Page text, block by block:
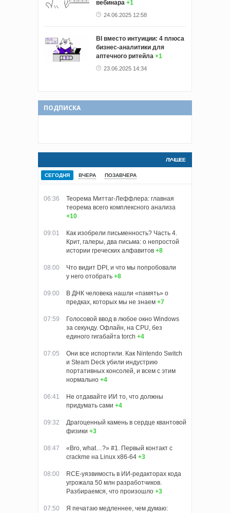
вебинара +1
24.06.2025 12:58
BI вместо интуиции: 4 плюса
бизнес-аналитики для
аптечного ритейла +1
23.06.2025 14:34
ПОДПИСКА
ЛУЧШЕЕ
СЕГОДНЯ ВЧЕРА ПОЗАВЧЕРА
06:36
Теорема Миттаг-Леффлера: главная
теорема всего комплексного анализа
+10
09:01
Как изобрели письменность? Часть 4.
Крит, галеры, два письма: о непростой
истории греческих алфавитов +8
08:00
Что видит DPI, и что мы попробовали
у него отобрать +8
09:00
В ДНК человека нашли «память» о
предках, которых мы не знаем +7
07:59
Голосовой ввод в любое окно Windows
за секунду. Офлайн, на CPU, без
единого гигабайта torch +4
07:05
Они все испортили. Как Nintendo Switch
и Steam Deck убили индустрию
портативных консолей, и всем с этим
нормально +4
06:41
Не отдавайте ИИ то, что должны
придумать сами +4
09:32
Драгоценный камень в сердце квантовой
физики +3
08:47
«Bro, what…?» #1. Первый контакт с
crackme на Linux x86-64 +3
08:00
RCE-уязвимость в ИИ-редакторах кода
угрожала 50 млн разработчиков.
Разбираемся, что произошло +3
07:50
Я печатаю медленнее, чем думаю: